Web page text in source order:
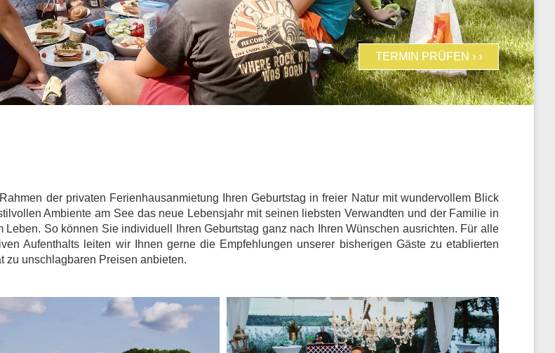
TERMIN PRÜFEN › ›
der privaten Ferienhausanmietung Ihren Geburtstag in freier Natur mit wundervollem Blick
Ambiente am See das neue Lebensjahr mit seinen liebsten Verwandten und der Familie in
So können Sie individuell Ihren Geburtstag ganz nach Ihren Wünschen ausrichten. Für alle
Aufenthalts leiten wir Ihnen gerne die Empfehlungen unserer bisherigen Gäste zu etablierten
zu unschlagbaren Preisen anbieten.